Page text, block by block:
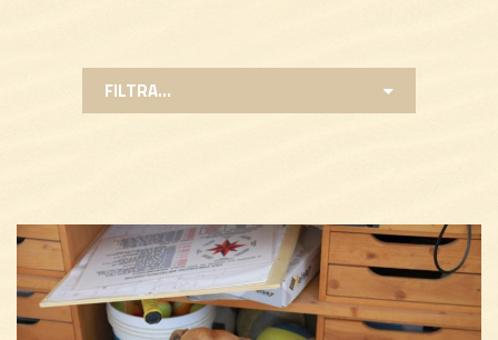
FILTRA...